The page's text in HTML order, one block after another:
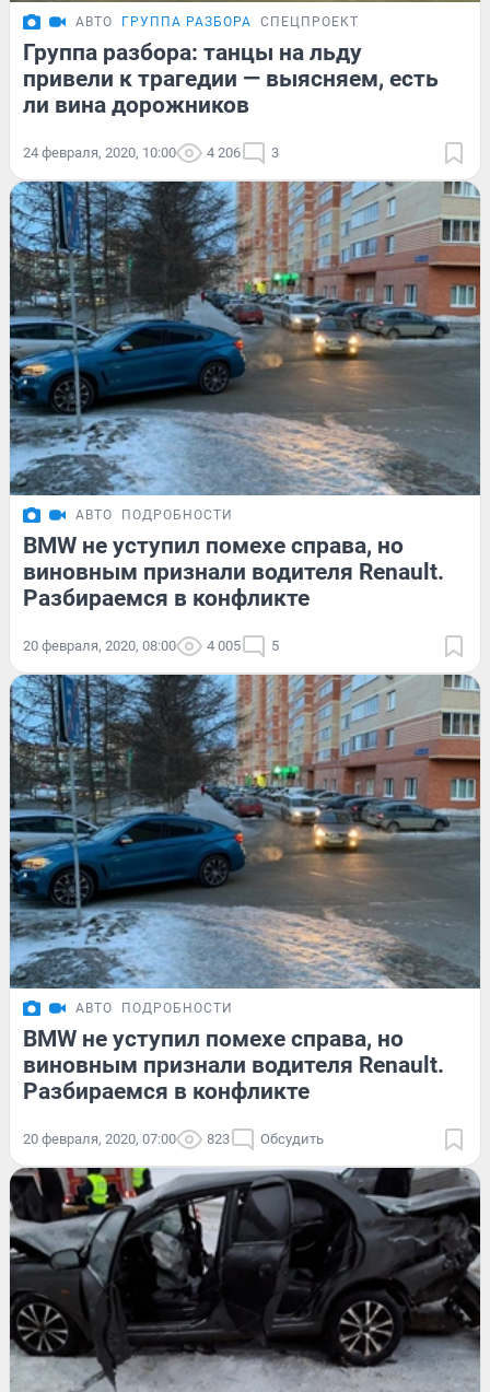
АВТО ГРУППА РАЗБОРА СПЕЦПРОЕКТ
Группа разбора: танцы на льду
привели к трагедии — выясняем, есть
ли вина дорожников
24 февраля, 2020, 10:00 4 206 3
АВТО ПОДРОБНОСТИ
BMW не уступил помехе справа, но
виновным признали водителя Renault.
Разбираемся в конфликте
20 февраля, 2020, 08:00 4 005 5
АВТО ПОДРОБНОСТИ
BMW не уступил помехе справа, но
виновным признали водителя Renault.
Разбираемся в конфликте
20 февраля, 2020, 07:00 823 Обсудить